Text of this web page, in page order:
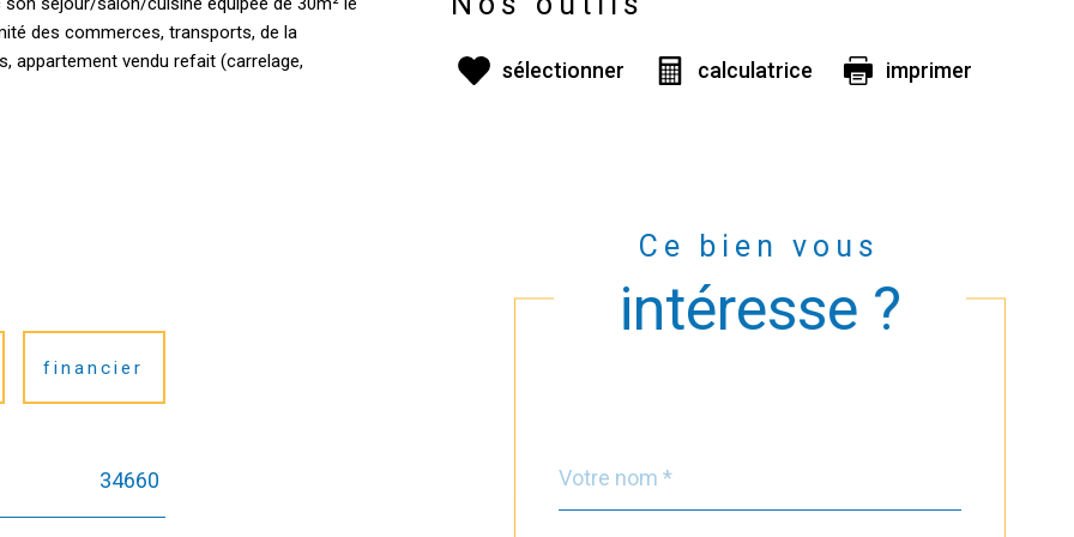
des commerces, transports, de la
appartement vendu refait (carrelage,
sélectionner calculatrice imprimer
financier
34660
Ce bien vous
intéresse ?
par
*